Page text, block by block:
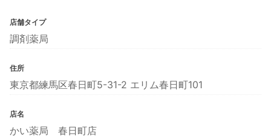
店舗タイプ
調剤薬局
住所
東京都練馬区春日町5-31-2 エリム春日町101
店名
かい薬局 春日町店